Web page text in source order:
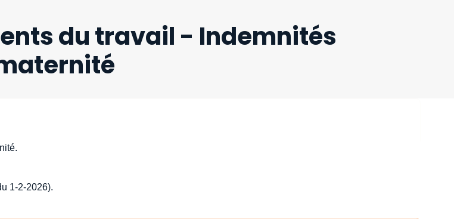
du travail - Indemnités
1-2-2026).